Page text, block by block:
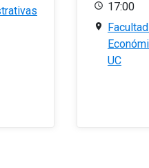
17:00
UC